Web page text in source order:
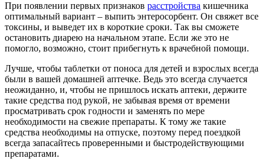
При появлении первых признаков расстройства кишечника
оптимальный вариант – выпить энтеросорбент. Он свяжет все
токсины, и выведет их в короткие сроки. Так вы сможете
остановить диарею на начальном этапе. Если же это не
помогло, возможно, стоит прибегнуть к врачебной помощи.
Лучше, чтобы таблетки от поноса для детей и взрослых всегда
были в вашей домашней аптечке. Ведь это всегда случается
неожиданно, и, чтобы не пришлось искать аптеки, держите
такие средства под рукой, не забывая время от времени
просматривать срок годности и заменять по мере
необходимости на свежие препараты. К тому же такие
средства необходимы на отпуске, поэтому перед поездкой
всегда запасайтесь проверенными и быстродействующими
препаратами.